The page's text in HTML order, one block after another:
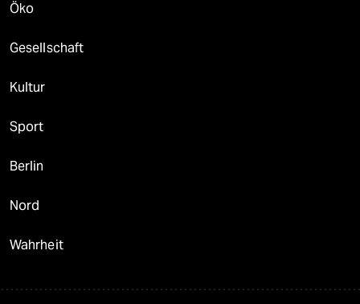
Öko
Gesellschaft
Kultur
Sport
Berlin
Nord
Wahrheit